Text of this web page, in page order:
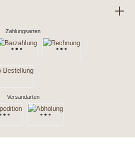
Zahlungsarten
Versandarten